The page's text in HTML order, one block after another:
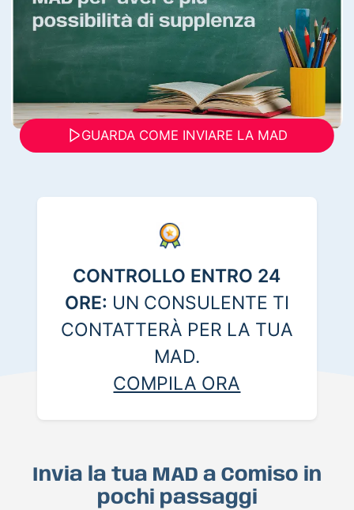
GUARDA COME INVIARE LA MAD
CONTROLLO ENTRO 24
ORE: UN CONSULENTE TI
CONTATTERÀ PER LA TUA
MAD.
COMPILA ORA
Invia la tua MAD a Comiso in
pochi passaggi